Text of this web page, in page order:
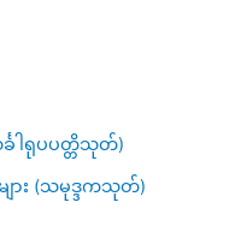
ါရုပပတ္တိသုတ်)
ျား (သမုဒ္ဒကသုတ်)